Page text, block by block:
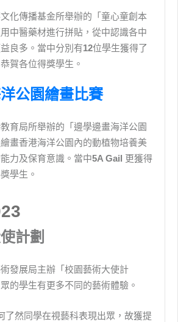
化傳播基金所舉辦的「童心童創本
中醫藥材進行拼貼，從中認識各中
良多。當中分別有12位學生獲得了
賀各位得獎學生。
公園繪畫比賽
育局所舉辦的「邊學邊畫海洋公園
畫香港海洋公園內的動植物培養美
力及保育意識。當中5A Gail 更獲得
學生。
計劃
發展局主辦「校園藝術大使計
的學生有更多不同的藝術體驗。
了然同學在視藝科表現出眾，故獲提